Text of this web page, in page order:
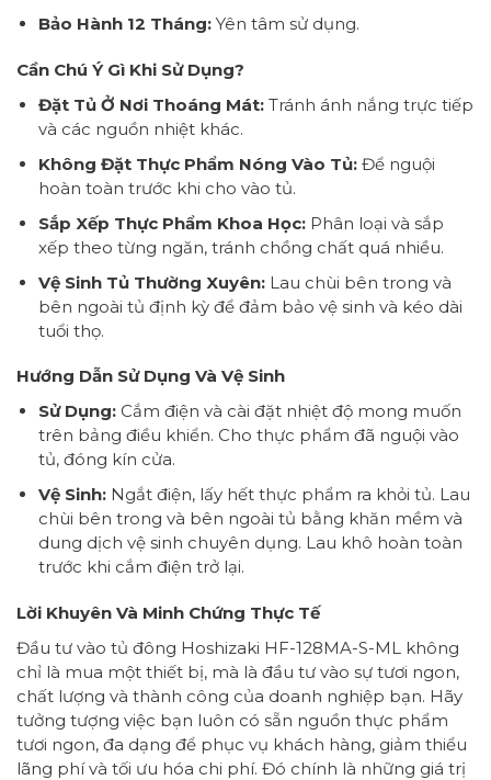
Bảo Hành 12 Tháng:Yên tâm sử dụng.
Cần Chú Ý Gì Khi Sử Dụng?
Đặt Tủ Ở Nơi Thoáng Mát:Tránh ánh nắng trực tiếp
và các nguồn nhiệt khác.
Không Đặt Thực Phẩm Nóng Vào Tủ:Để nguội
hoàn toàn trước khi cho vào tủ.
Sắp Xếp Thực Phẩm Khoa Học:Phân loại và sắp
xếp theo từng ngăn, tránh chồng chất quá nhiều.
Vệ Sinh Tủ Thường Xuyên:Lau chùi bên trong và
bên ngoài tủ định kỳ để đảm bảo vệ sinh và kéo dài
tuổi thọ.
Hướng Dẫn Sử Dụng Và Vệ Sinh
Sử Dụng:Cắm điện và cài đặt nhiệt độ mong muốn
trên bảng điều khiển. Cho thực phẩm đã nguội vào
tủ, đóng kín cửa.
Vệ Sinh:Ngắt điện, lấy hết thực phẩm ra khỏi tủ. Lau
chùi bên trong và bên ngoài tủ bằng khăn mềm và
dung dịch vệ sinh chuyên dụng. Lau khô hoàn toàn
trước khi cắm điện trở lại.
Lời Khuyên Và Minh Chứng Thực Tế
Đầu tư vào tủ đông Hoshizaki HF-128MA-S-ML không
chỉ là mua một thiết bị, mà là đầu tư vào sự tươi ngon,
chất lượng và thành công của doanh nghiệp bạn. Hãy
tưởng tượng việc bạn luôn có sẵn nguồn thực phẩm
tươi ngon, đa dạng để phục vụ khách hàng, giảm thiểu
lãng phí và tối ưu hóa chi phí. Đó chính là những giá trị